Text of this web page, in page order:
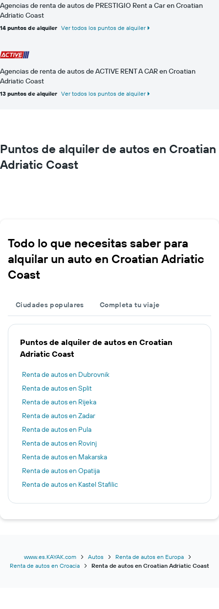
Agencias de renta de autos de PRESTIGIO Rent a Car en Croatian
Adriatic Coast
14 puntos de alquiler Ver todos los puntos de alquiler
Agencias de renta de autos de ACTIVE RENT A CAR en Croatian
Adriatic Coast
13 puntos de alquiler Ver todos los puntos de alquiler
Puntos de alquiler de autos en Croatian
Adriatic Coast
Todo lo que necesitas saber para
alquilar un auto en Croatian Adriatic
Coast
Ciudades populares Completa tu viaje
Puntos de alquiler de autos en Croatian
Adriatic Coast
Renta de autos en Dubrovnik
Renta de autos en Split
Renta de autos en Rijeka
Renta de autos en Zadar
Renta de autos en Pula
Renta de autos en Rovinj
Renta de autos en Makarska
Renta de autos en Opatija
Renta de autos en Kastel Stafilic
www.es.KAYAK.com Autos
Renta de autos en Europa
Renta de autos en Croacia
Renta de autos en Croatian Adriatic Coast